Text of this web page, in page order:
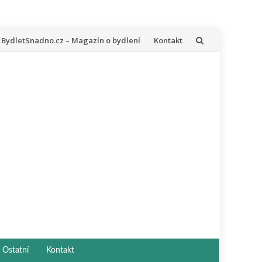
Přeskočit
BydletSnadno.cz – Magazín o bydlení Kontakt
Ostatní Kontakt